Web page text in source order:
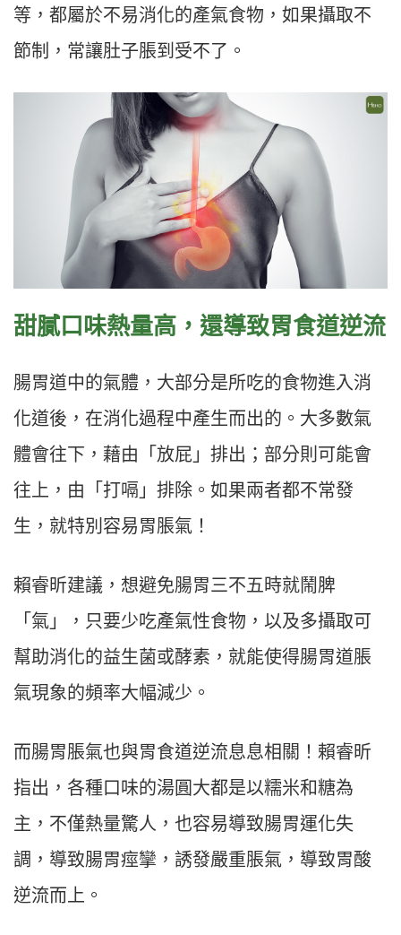
等，都屬於不易消化的產氣食物，如果攝取不
節制，常讓肚子脹到受不了。
甜膩口味熱量高，還導致胃食道逆流
腸胃道中的氣體，大部分是所吃的食物進入消
化道後，在消化過程中產生而出的。大多數氣
體會往下，藉由「放屁」排出；部分則可能會
往上，由「打嗝」排除。如果兩者都不常發
生，就特別容易胃脹氣！
賴睿昕建議，想避免腸胃三不五時就鬧脾
「氣」，只要少吃產氣性食物，以及多攝取可
幫助消化的益生菌或酵素，就能使得腸胃道脹
氣現象的頻率大幅減少。
而腸胃脹氣也與胃食道逆流息息相關！賴睿昕
指出，各種口味的湯圓大都是以糯米和糖為
主，不僅熱量驚人，也容易導致腸胃運化失
調，導致腸胃痙攣，誘發嚴重脹氣，導致胃酸
逆流而上。